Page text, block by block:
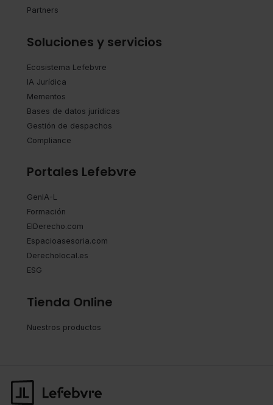
Partners
Soluciones y servicios
Ecosistema Lefebvre
IA Jurídica
Mementos
Bases de datos jurídicas
Gestión de despachos
Compliance
Portales Lefebvre
GenIA-L
Formación
ElDerecho.com
Espacioasesoria.com
Derecholocal.es
ESG
Tienda Online
Nuestros productos